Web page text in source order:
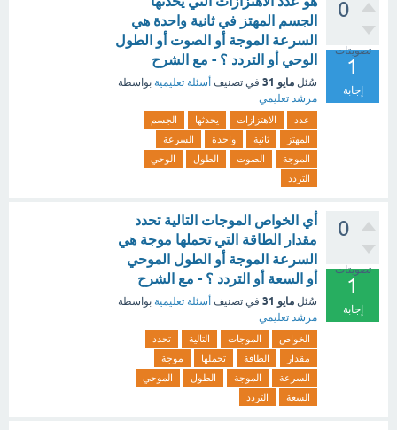
0
تصويتات
1
إجابة
الجسم المهتز في ‏ثانية واحدة هي
السرعة الموجة أو الصوت أو الطول
الوحي أو التردد ؟ - مع الشرح
سُئل مايو 31 في تصنيف أسئلة تعليمية بواسطة
مرشد تعليمي
عدد الاهتزازات يحدثها
الجسم
المهتز
ثانية واحدة
السرعة
الموجة
الصوت الطول
الوحي
التردد
0
تصويتات
1
إجابة
‏أي الخواص الموجات التالية تحدد
مقدار الطاقة التي تحملها موجة هي
السرعة الموجة أو الطول الموحي
‏أو السعة أو التردد ؟ - مع الشرح
سُئل مايو 31 في تصنيف أسئلة تعليمية بواسطة
مرشد تعليمي
الخواص الموجات التالية
تحدد
مقدار
الطاقة تحملها
موجة
السرعة
الموجة الطول
الموحي
السعة
التردد